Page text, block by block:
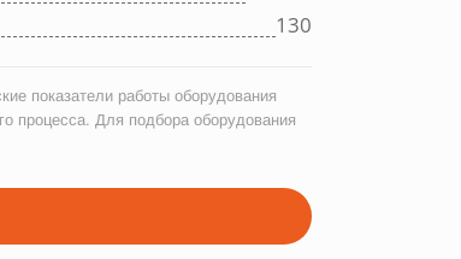
130
показатели работы оборудования
процесса. Для подбора оборудования